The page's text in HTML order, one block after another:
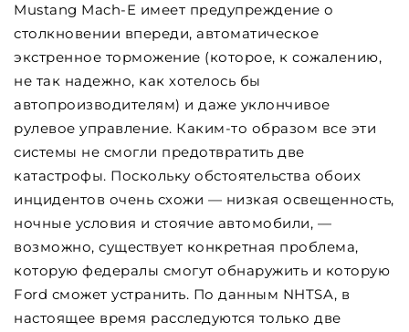
Mustang Mach-E имеет предупреждение о
столкновении впереди, автоматическое
экстренное торможение (которое, к сожалению,
не так надежно, как хотелось бы
автопроизводителям) и даже уклончивое
рулевое управление. Каким-то образом все эти
системы не смогли предотвратить две
катастрофы. Поскольку обстоятельства обоих
инцидентов очень схожи — низкая освещенность,
ночные условия и стоячие автомобили, —
возможно, существует конкретная проблема,
которую федералы смогут обнаружить и которую
Ford сможет устранить. По данным NHTSA, в
настоящее время расследуются только две